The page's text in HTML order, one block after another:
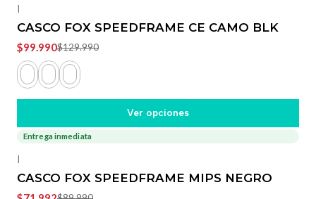
|
CASCO FOX SPEEDFRAME CE CAMO BLK
$99.990$129.990
Ver opciones
-20%
Entrega inmediata
|
CASCO FOX SPEEDFRAME MIPS NEGRO